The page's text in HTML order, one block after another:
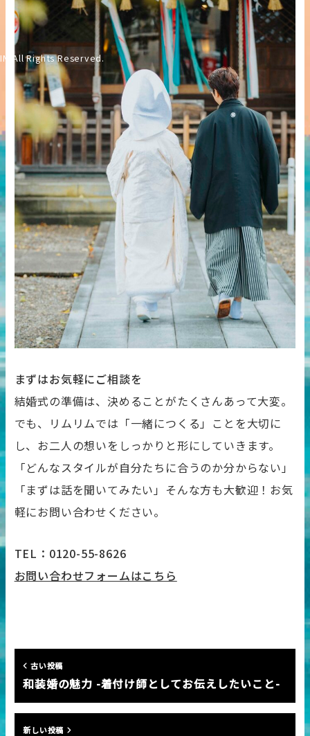
All Rights Reserved.
まずはお気軽にご相談を
結婚式の準備は、決めることがたくさんあって大変。
でも、リムリムでは「一緒につくる」ことを大切に
し、お二人の想いをしっかりと形にしていきます。
「どんなスタイルが自分たちに合うのか分からない」
「まずは話を聞いてみたい」そんな方も大歓迎！お気
軽にお問い合わせください。
TEL ：0120-55-8626
お問い合わせフォームはこちら
古い投稿
和装婚の魅力 -着付け師としてお伝えしたいこと-
新しい投稿